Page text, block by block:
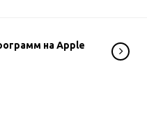
на Apple